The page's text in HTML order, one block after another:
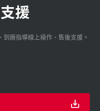
援
到廠指導線上操作、售後支援。